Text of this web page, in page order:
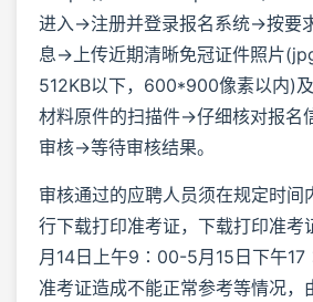
进入→注册并登录报名系统→按要
息→上传近期清晰免冠证件照片
512KB以下，600*900像素以内)
材料原件的扫描件→仔细核对报名
审核→等待审核结果。
审核通过的应聘人员须在规定时间
行下载打印准考证，下载打印准
月14日上午9∶00-5月15日下午
准考证造成不能正常参考等情况，